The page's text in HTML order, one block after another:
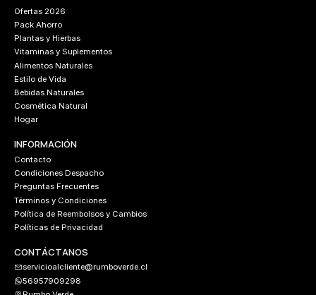
Ofertas 2026
Pack Ahorro
Plantas y Hierbas
Vitaminas y Suplementos
Alimentos Naturales
Estilo de Vida
Bebidas Naturales
Cosmética Natural
Hogar
INFORMACIÓN
Contacto
Condiciones Despacho
Preguntas Frecuentes
Términos y Condiciones
Política de Reembolsos y Cambios
Políticas de Privacidad
CONTÁCTANOS
servicioalcliente@rumboverde.cl
56957909298